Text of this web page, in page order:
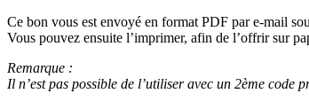
Ce bon vous est envoyé en format PDF par e-mail
Vous pouvez ensuite l’imprimer, afin de l’offrir sur
Remarque :
Il n’est pas possible de l’utiliser avec un 2ème code